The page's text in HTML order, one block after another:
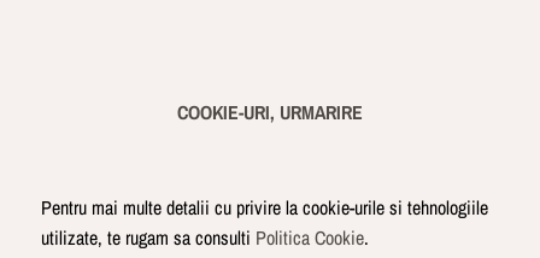
COOKIE-URI, URMARIRE
Pentru mai multe detalii cu privire la cookie-urile si tehnologiile
utilizate, te rugam sa consulti Politica Cookie.